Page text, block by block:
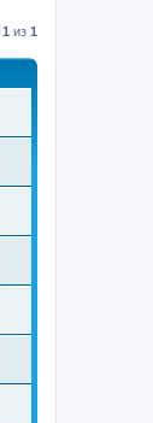
1 из 1